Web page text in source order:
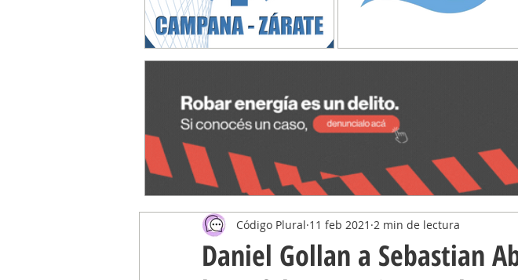
Daniel Gollan a Sebastian
Código Plural 11 feb 2021 2 min de lectura